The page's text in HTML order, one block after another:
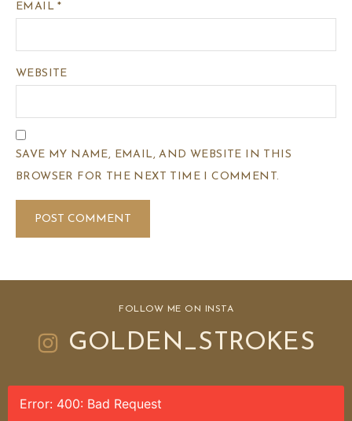
EMAIL*
WEBSITE
SAVE MY NAME, EMAIL, AND WEBSITE IN THIS
BROWSER FOR THE NEXT TIME I COMMENT.
FOLLOW ME ON INSTA
GOLDEN_STROKES
Error: 400: Bad Request